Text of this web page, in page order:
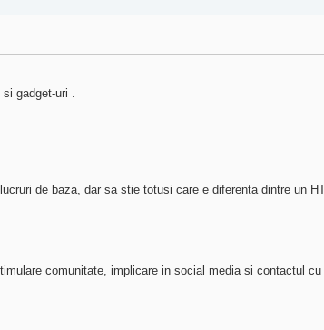
gadget-uri .
de baza, dar sa stie totusi care e diferenta dintre un
comunitate, implicare in social media si contactul